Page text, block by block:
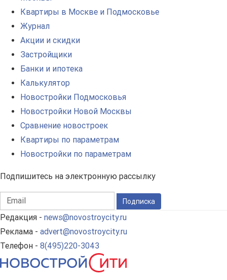
Квартиры в Москве и Подмосковье
Журнал
Акции и скидки
Застройщики
Банки и ипотека
Калькулятор
Новостройки Подмосковья
Новостройки Новой Москвы
Сравнение новостроек
Квартиры по параметрам
Новостройки по параметрам
Подпишитесь на электронную рассылку
Подписка
Редакция - news@novostroycity.ru
Реклама - advert@novostroycity.ru
Телефон - 8(495)220-3043